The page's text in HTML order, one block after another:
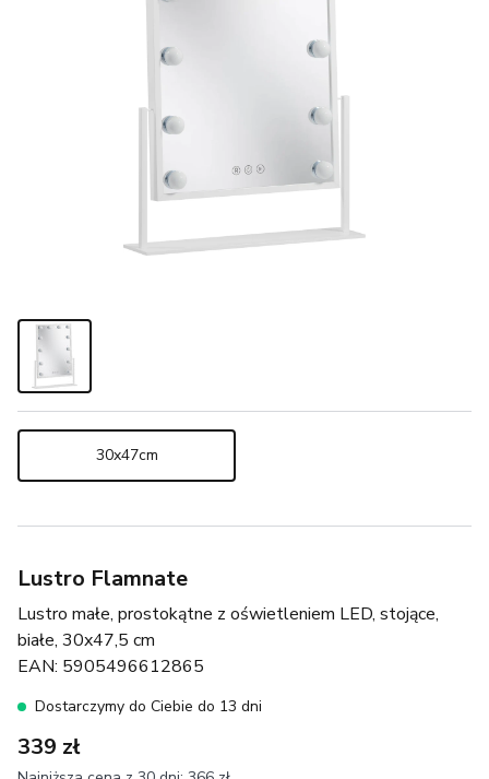
Lustro Flamnate
Lustro małe, prostokątne z oświetleniem LED, stojące,
białe, 30x47,5 cm
EAN: 5905496612865
Dostarczymy do Ciebie do 13 dni
339 zł
30x47cm